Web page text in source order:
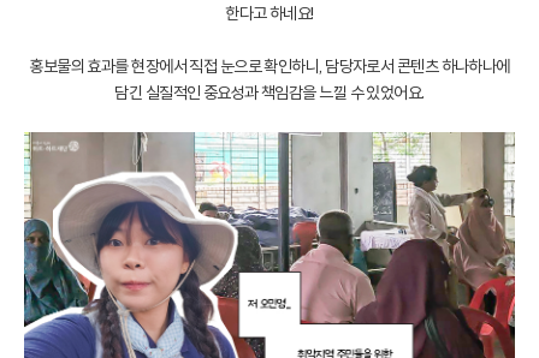
한다고 하네요!
홍보물의 효과를 현장에서 직접 눈으로 확인하니, 담당자로서 콘텐츠 하나하나에
담긴 실질적인 중요성과 책임감을 느낄 수 있었어요.